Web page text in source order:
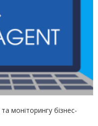
моніторингу бізнес-